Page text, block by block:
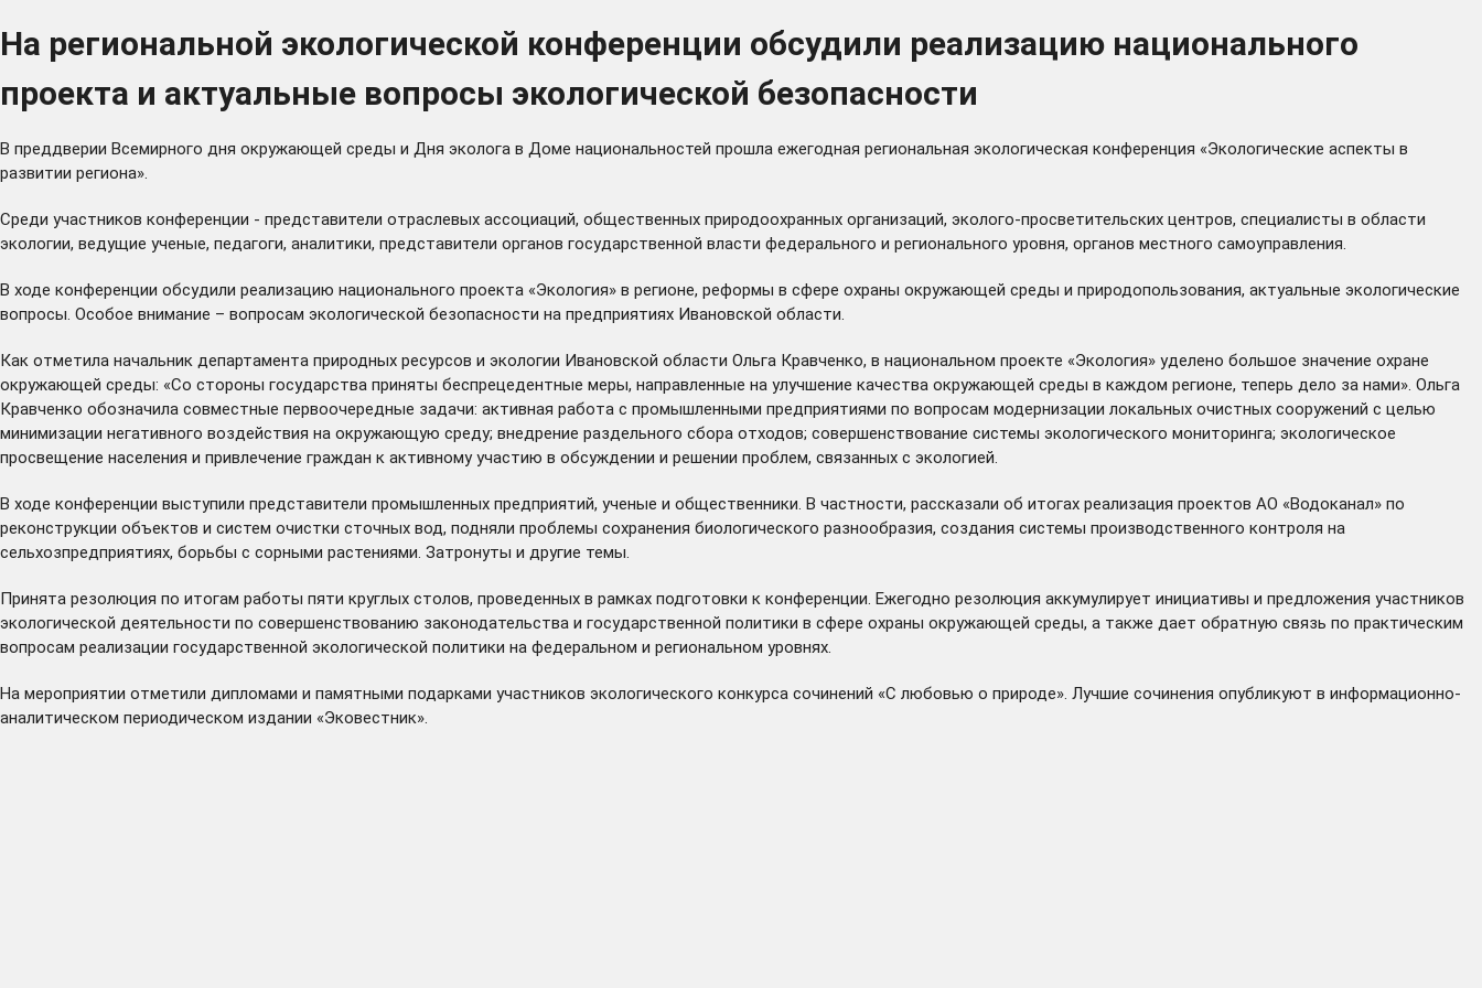
На региональной экологической конференции обсудили реализацию национального
проекта и актуальные вопросы экологической безопасности
В преддверии Всемирного дня окружающей среды и Дня эколога в Доме национальностей прошла ежегодная региональная экологическая конференция «Экологические аспекты в
развитии региона».
Среди участников конференции - представители отраслевых ассоциаций, общественных природоохранных организаций, эколого-просветительских центров, специалисты в области
экологии, ведущие ученые, педагоги, аналитики, представители органов государственной власти федерального и регионального уровня, органов местного самоуправления.
В ходе конференции обсудили реализацию национального проекта «Экология» в регионе, реформы в сфере охраны окружающей среды и природопользования, актуальные экологические
вопросы. Особое внимание – вопросам экологической безопасности на предприятиях Ивановской области.
Как отметила начальник департамента природных ресурсов и экологии Ивановской области Ольга Кравченко, в национальном проекте «Экология» уделено большое значение охране
окружающей среды: «Со стороны государства приняты беспрецедентные меры, направленные на улучшение качества окружающей среды в каждом регионе, теперь дело за нами». Ольга
Кравченко обозначила совместные первоочередные задачи: активная работа с промышленными предприятиями по вопросам модернизации локальных очистных сооружений с целью
минимизации негативного воздействия на окружающую среду; внедрение раздельного сбора отходов; совершенствование системы экологического мониторинга; экологическое
просвещение населения и привлечение граждан к активному участию в обсуждении и решении проблем, связанных с экологией.
В ходе конференции выступили представители промышленных предприятий, ученые и общественники. В частности, рассказали об итогах реализация проектов АО «Водоканал» по
реконструкции объектов и систем очистки сточных вод, подняли проблемы сохранения биологического разнообразия, создания системы производственного контроля на
сельхозпредприятиях, борьбы с сорными растениями. Затронуты и другие темы.
Принята резолюция по итогам работы пяти круглых столов, проведенных в рамках подготовки к конференции. Ежегодно резолюция аккумулирует инициативы и предложения участников
экологической деятельности по совершенствованию законодательства и государственной политики в сфере охраны окружающей среды, а также дает обратную связь по практическим
вопросам реализации государственной экологической политики на федеральном и региональном уровнях.
На мероприятии отметили дипломами и памятными подарками участников экологического конкурса сочинений «С любовью о природе». Лучшие сочинения опубликуют в информационно-
аналитическом периодическом издании «Эковестник».